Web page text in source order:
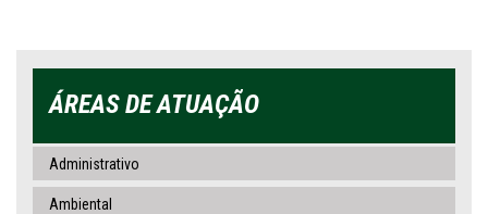
ÁREAS DE ATUAÇÃO
Administrativo
Ambiental